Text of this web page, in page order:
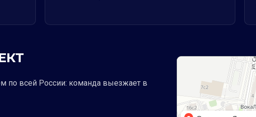
по всей России: команда выезжает в